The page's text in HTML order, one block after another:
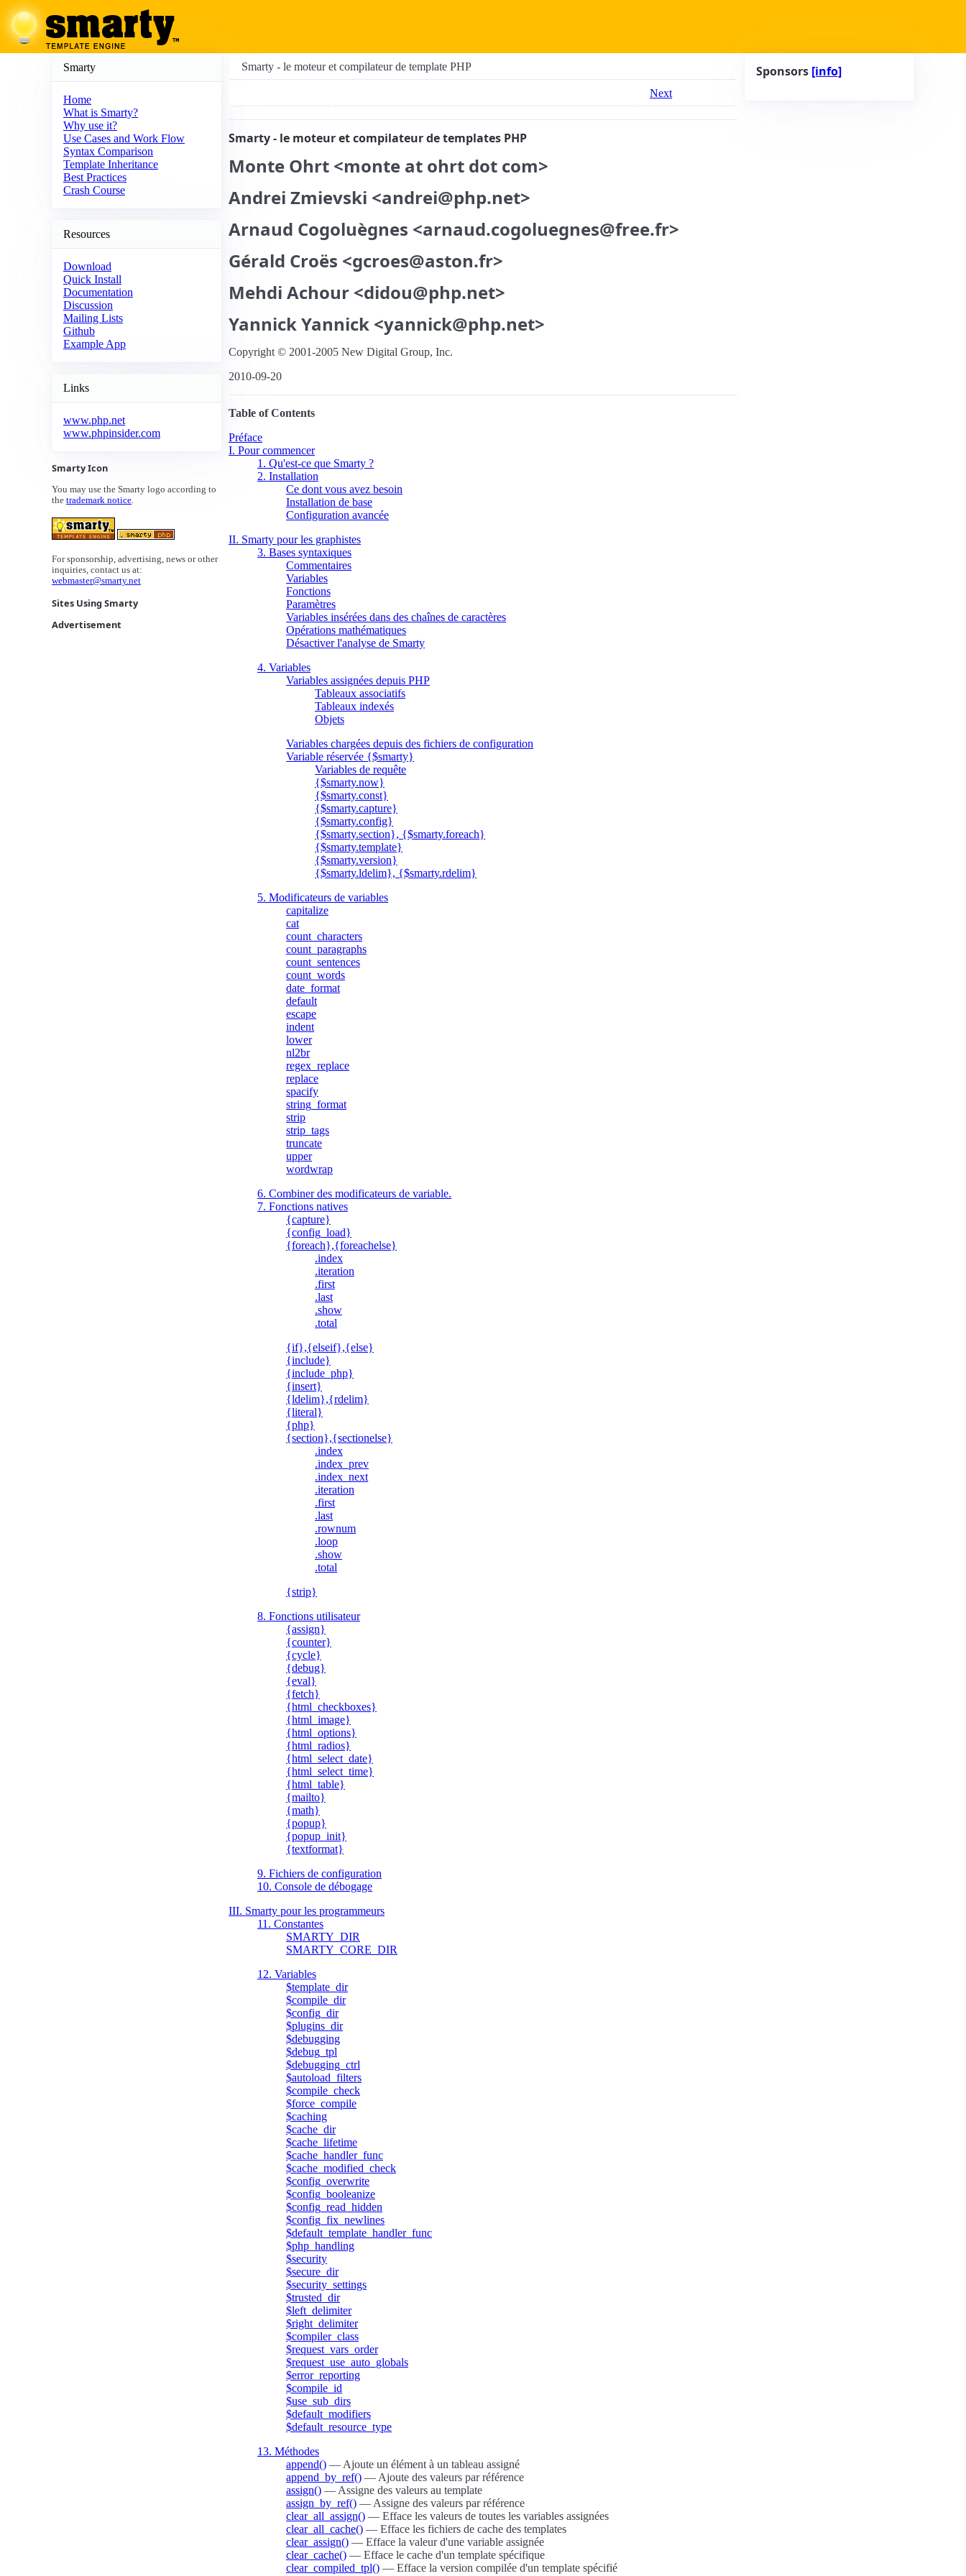
Smarty
Home
What is Smarty?
Why use it?
Use Cases and Work Flow
Syntax Comparison
Template Inheritance
Best Practices
Crash Course
Resources
Download
Quick Install
Documentation
Discussion
Mailing Lists
Github
Example App
Links
www.php.net
www.phpinsider.com
Smarty Icon
You may use the Smarty logo according to
the trademark notice.
For sponsorship, advertising, news or other
inquiries, contact us at:
webmaster@smarty.net
Sites Using Smarty
Advertisement
Smarty - le moteur et compilateur de template PHP
Next
Smarty - le moteur et compilateur de templates PHP
Monte Ohrt <monte at ohrt dot com>
Andrei Zmievski <andrei@php.net>
Arnaud Cogoluègnes <arnaud.cogoluegnes@free.fr>
Gérald Croës <gcroes@aston.fr>
Mehdi Achour <didou@php.net>
YannickYannick <yannick@php.net>
Copyright © 2001-2005 New Digital Group, Inc.
2010-09-20
Table of Contents
Préface
I. Pour commencer
1. Qu'est-ce que Smarty ?
2. Installation
Ce dont vous avez besoin
Installation de base
Configuration avancée
II. Smarty pour les graphistes
3. Bases syntaxiques
Commentaires
Variables
Fonctions
Paramètres
Variables insérées dans des chaînes de caractères
Opérations mathématiques
Désactiver l'analyse de Smarty
4. Variables
Variables assignées depuis PHP
Tableaux associatifs
Tableaux indexés
Objets
Variables chargées depuis des fichiers de configuration
Variable réservée {$smarty}
Variables de requête
{$smarty.now}
{$smarty.const}
{$smarty.capture}
{$smarty.config}
{$smarty.section}, {$smarty.foreach}
{$smarty.template}
{$smarty.version}
{$smarty.ldelim}, {$smarty.rdelim}
5. Modificateurs de variables
capitalize
cat
count_characters
count_paragraphs
count_sentences
count_words
date_format
default
escape
indent
lower
nl2br
regex_replace
replace
spacify
string_format
strip
strip_tags
truncate
upper
wordwrap
6. Combiner des modificateurs de variable.
7. Fonctions natives
{capture}
{config_load}
{foreach},{foreachelse}
.index
.iteration
.first
.last
.show
.total
{if},{elseif},{else}
{include}
{include_php}
{insert}
{ldelim},{rdelim}
{literal}
{php}
{section},{sectionelse}
.index
.index_prev
.index_next
.iteration
.first
.last
.rownum
.loop
.show
.total
{strip}
8. Fonctions utilisateur
{assign}
{counter}
{cycle}
{debug}
{eval}
{fetch}
{html_checkboxes}
{html_image}
{html_options}
{html_radios}
{html_select_date}
{html_select_time}
{html_table}
{mailto}
{math}
{popup}
{popup_init}
{textformat}
9. Fichiers de configuration
10. Console de débogage
III. Smarty pour les programmeurs
11. Constantes
SMARTY_DIR
SMARTY_CORE_DIR
12. Variables
$template_dir
$compile_dir
$config_dir
$plugins_dir
$debugging
$debug_tpl
$debugging_ctrl
$autoload_filters
$compile_check
$force_compile
$caching
$cache_dir
$cache_lifetime
$cache_handler_func
$cache_modified_check
$config_overwrite
$config_booleanize
$config_read_hidden
$config_fix_newlines
$default_template_handler_func
$php_handling
$security
$secure_dir
$security_settings
$trusted_dir
$left_delimiter
$right_delimiter
$compiler_class
$request_vars_order
$request_use_auto_globals
$error_reporting
$compile_id
$use_sub_dirs
$default_modifiers
$default_resource_type
13. Méthodes
append() — Ajoute un élément à un tableau assigné
append_by_ref() — Ajoute des valeurs par référence
assign() — Assigne des valeurs au template
assign_by_ref() — Assigne des valeurs par référence
clear_all_assign() — Efface les valeurs de toutes les variables assignées
clear_all_cache() — Efface les fichiers de cache des templates
clear_assign() — Efface la valeur d'une variable assignée
clear_cache() — Efface le cache d'un template spécifique
clear_compiled_tpl() — Efface la version compilée d'un template spécifié
Sponsors [info]